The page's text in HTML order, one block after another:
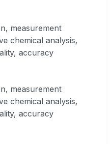
measurement
chemical analysis,
accuracy
measurement
chemical analysis,
accuracy